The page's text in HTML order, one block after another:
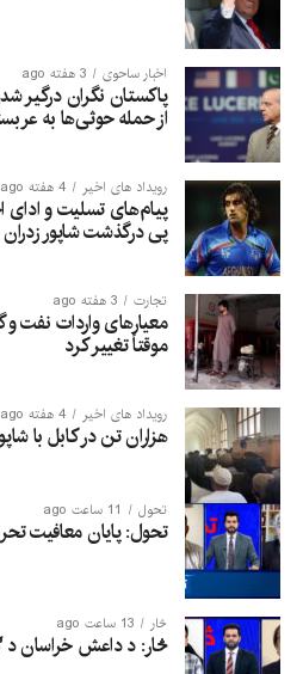
اخبار ساحوی 3 هفته ago
پاکستان نگران درگیر
از حمله حوثی‌ها به
رویداد های اخیر 4 هفته ago
پیام‌های تسلیت و ادای
پی درگذشت شاپور زدران
تجارت 3 هفته ago
معیارهای واردات نفت
موقتاً تغییر کرد
رویداد های اخیر 4 هفته ago
هزاران تن در کابل با
تحول 11 ساعت ago
تحول: پایان معافیت
څار 13 ساعت ago
څار: د داعش خراسان د